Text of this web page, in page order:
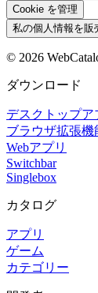
Cookie を管理
私の個人情報を販
© 2026
ダウンロード
デスクトップア
ブラウザ拡張機
Webアプリ
Switchbar
Singlebox
カタログ
アプリ
ゲーム
カテゴリー